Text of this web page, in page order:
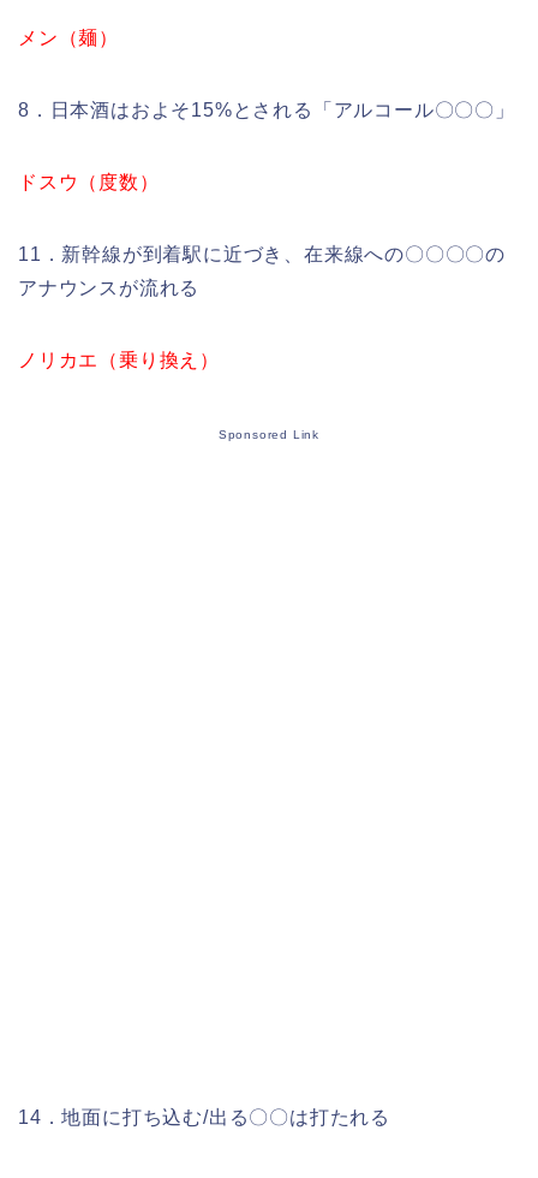
メン（麺）
8．日本酒はおよそ15%とされる「アルコール〇〇〇」
ドスウ（度数）
11．新幹線が到着駅に近づき、在来線への〇〇〇〇の
アナウンスが流れる
ノリカエ（乗り換え）
Sponsored Link
14．地面に打ち込む/出る〇〇は打たれる